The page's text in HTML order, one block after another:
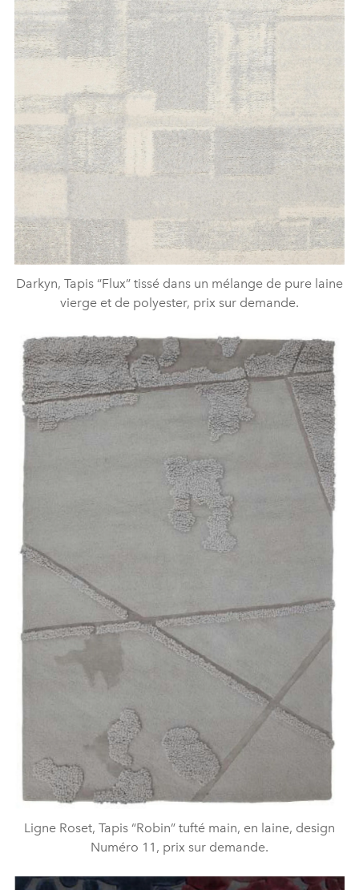
Darkyn, Tapis “Flux” tissé dans un mélange de pure laine
vierge et de polyester, prix sur demande.
Ligne Roset, Tapis “Robin” tufté main, en laine, design
Numéro 11, prix sur demande.